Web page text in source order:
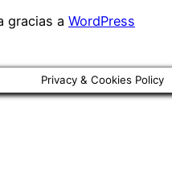
gracias a WordPress
Privacy & Cookies Policy